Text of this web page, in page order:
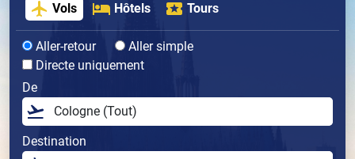
Vols Hôtels Tours
Aller-retour
Aller simple
Directe uniquement
De
Destination